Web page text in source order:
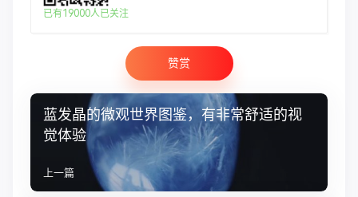
已有19000人已关注
赞赏
蓝发晶的微观世界图鉴，有非常舒适的视
觉体验
上一篇